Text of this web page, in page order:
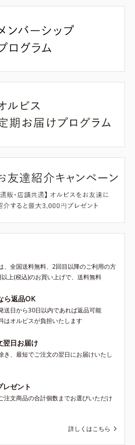
、全国送料無料、2回目以降のご利用の方
上(税込)のお買い上げで、送料無料
ら返品OK
送日から30日以内であれば返品可能
はオルビスが負担いたします
翌日お届け
き、最短でご注文の翌日にお届けいたし
レゼント
注文商品の合計個数までお選びいただけ
詳しくはこちら